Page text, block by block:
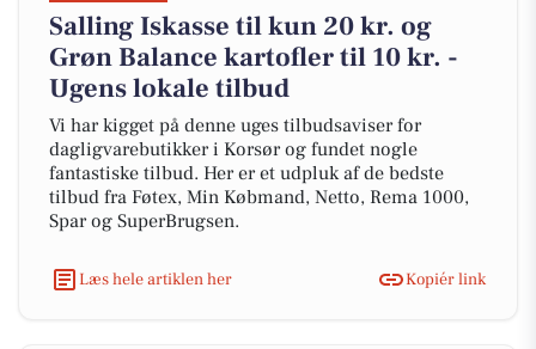
Salling Iskasse til kun 20 kr. og
Grøn Balance kartofler til 10 kr. -
Ugens lokale tilbud
Vi har kigget på denne uges tilbudsaviser for
dagligvarebutikker i Korsør og fundet nogle
fantastiske tilbud. Her er et udpluk af de bedste
tilbud fra Føtex, Min Købmand, Netto, Rema 1000,
Spar og SuperBrugsen.
Læs hele artiklen her Kopiér link